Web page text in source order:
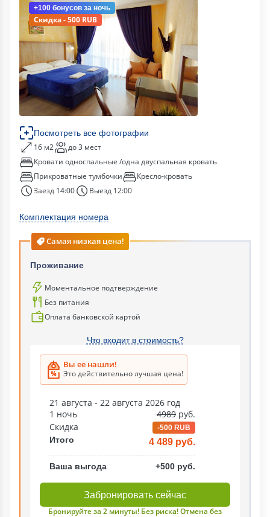
+100 бонусов за ночь
Скидка - 500 RUB
Посмотреть все фотографии
16 м2
до 3 мест
Кровати односпальные /одна двуспальная кровать
Прикроватные тумбочки
Кресло-кровать
Заезд 14:00
Выезд 12:00
Комплектация номера
Самая низкая цена!
Проживание
Моментальное подтверждение
Без питания
Оплата банковской картой
Что входит в стоимость?
Вы ее нашли!
Это действительно лучшая цена!
21 августа - 22 августа 2026 год
1 ночь
4989 руб.
Скидка
-500 RUB
Итого 4 489 руб.
Ваша выгода +500 руб.
Забронировать сейчас
Бронируйте за 2 минуты! Без риска! Отмена без